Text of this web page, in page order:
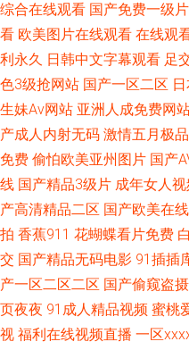
福利爽日网 玖玖99影院 五月天激
射尤物人妻14p 先锋成人Av影院
国产艹艹网站 91九色熟女老版 东
社区视频网站 亚洲五区无码 性爱
度 91c伊人 欧美淫啪啪重囗味合
在线播放 国产盗摄资源网 久久视
黑丝 不卡91福利视频 免费AV试看
综合在线观看 国产免费一级片
看 欧美图片在线观看 在线观
利永久 日韩中文字幕观看 足
色3级抢网站 国产一区二区
生妹Av网站 亚洲人成免费网
产成人内射无码 激情五月极
免费 偷怕欧美亚州图片 国产
线 国产精品3级片 成年女人视
产高清精品二区 国产欧美在
拍 香蕉911 花蝴蝶看片免费
交 国产精品无码电影 91插插
产一区二区二区 国产偷窥盗
页夜夜 91成人精品视频 蜜桃
视 福利在线视频直播 一区